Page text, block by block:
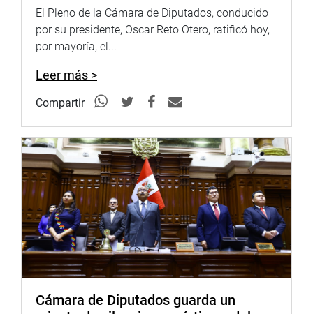
El Pleno de la Cámara de Diputados, conducido
por su presidente, Oscar Reto Otero, ratificó hoy,
por mayoría, el...
Leer más >
Compartir
Cámara de Diputados guarda un